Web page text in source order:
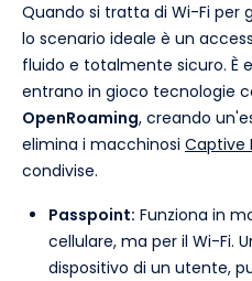
Quando si tratta di Wi-Fi per
lo scenario ideale è un
fluido e totalmente sicuro. È
entrano in gioco tecnologie
OpenRoaming, creando
elimina i macchinosi Captive
condivise.
Passpoint: Funziona in
cellulare, ma per il Wi-Fi.
dispositivo di un utente,